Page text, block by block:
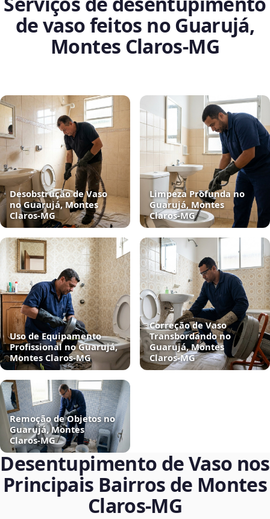
de vaso feitos no Guarujá,
Montes Claros‑MG
Desobstrução de Vaso
no Guarujá, Montes
Claros‑MG
Limpeza Profunda no
Guarujá, Montes
Claros‑MG
Uso de Equipamento
Profissional no Guarujá,
Montes Claros‑MG
Correção de Vaso
Transbordando no
Guarujá, Montes
Claros‑MG
Remoção de Objetos no
Guarujá, Montes
Claros‑MG
Desentupimento de Vaso nos
Principais Bairros de Montes
Claros‑MG